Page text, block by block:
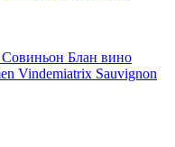
Блан вино
Vindemiatrix Sauvignon